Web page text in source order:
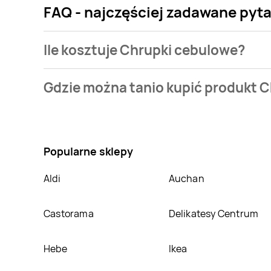
FAQ - najczęściej zadawane
Ile kosztuje Chrupki cebulowe?
w naszej bazie jest z sieciStokrotka . Chrupki
Gdzie można tanio kupić produkt
Popularne sklepy
Aldi Auchan
Castorama Delikatesy Centrum
Hebe Ikea